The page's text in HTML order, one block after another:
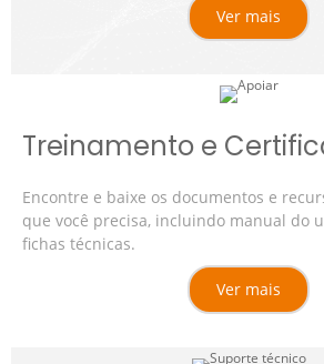
Ver mais
Treinamento e
Encontre e baixe os documentos e
que você precisa, incluindo manual do
fichas técnicas.
Ver mais